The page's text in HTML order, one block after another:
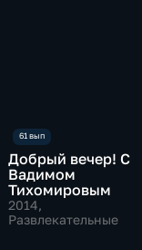
Добрый вечер! С
Вадимом
Тихомировым
2014,
Развлекательные